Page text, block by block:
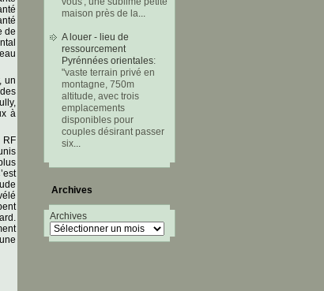
de
un
à
maison près de la...
A louer - lieu de
ressourcement
Pyrénnées orientales:
"vaste terrain privé en
montagne, 750m
altitude, avec trois
emplacements
disponibles pour
couples désirant passer
six...
Archives
Archives